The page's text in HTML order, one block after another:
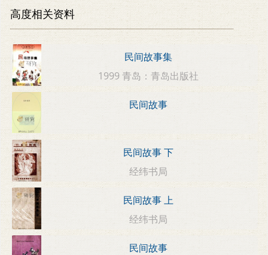
高度相关资料
民间故事集
1999 青岛：青岛出版社
民间故事
民间故事 下
经纬书局
民间故事 上
经纬书局
民间故事